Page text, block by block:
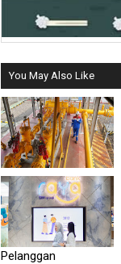
You May Also Like
Pelanggan